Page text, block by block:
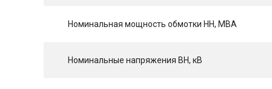
Номинальная мощность обмотки НН, МВА
Номинальные напряжения ВН, кВ